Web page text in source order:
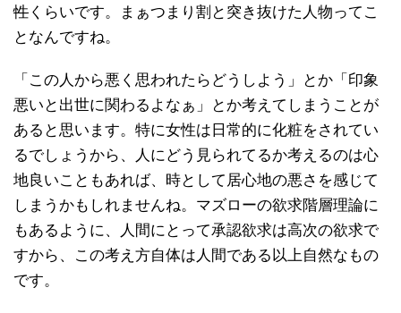
性 くらいです。まぁつまり割と突き抜けた人物ってこ
となんですね。
「この人から悪く思われたらどうしよう」とか「印象
悪いと出世に関わるよなぁ」とか考えてしまうことが
あると思います。特に女性は日常的に化粧をされてい
るでしょうから、人にどう見られてるか考えるのは心
地良いこともあれば、時として居心地の悪さを感じて
しまうかもしれませんね。マズローの欲求階層理論に
もあるように、人間にとって承認欲求は高次の欲求で
すから、この考え方自体は人間である以上自然なもの
です。